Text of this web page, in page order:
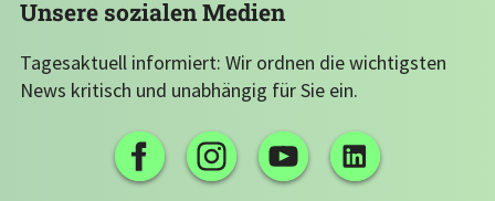
Unsere sozialen Medien
Tagesaktuell informiert: Wir ordnen die wichtigsten
News kritisch und unabhängig für Sie ein.